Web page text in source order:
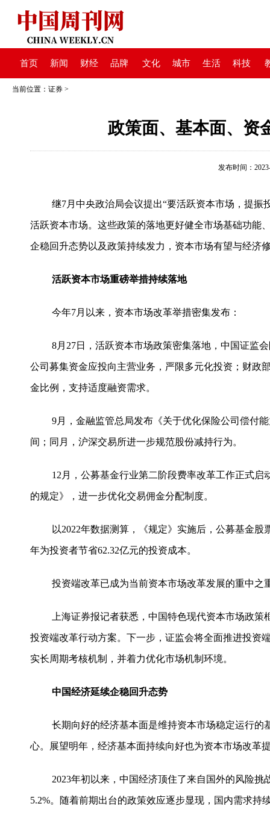
首页 新闻 财经 品牌 文化 城市 生活 科技
当前位置： 证券 >
政策面、基本面、资
发布时间：
继7月中央政治局会议提出“要活跃资本市场，提
活跃资本市场。这些政策的落地更好健全市场基础功能
企稳回升态势以及政策持续发力，资本市场有望与经济
活跃资本市场重磅举措持续落地
今年7月以来，资本市场改革举措密集发布：
8月27日，活跃资本市场政策密集落地，中国证监
公司募集资金应投向主营业务，严限多元化投资；财政
金比例，支持适度融资需求。
9月，金融监管总局发布《关于优化保险公司偿付
间；同月，沪深交易所进一步规范股份减持行为。
12月，公募基金行业第二阶段费率改革工作正式
的规定》，进一步优化交易佣金分配制度。
以2022年数据测算，《规定》实施后，公募基金股
年为投资者节省62.32亿元的投资成本。
投资端改革已成为当前资本市场改革发展的重中之
上海证券报记者获悉，中国特色现代资本市场政
投资端改革行动方案。下一步，证监会将全面推进投资
实长周期考核机制，并着力优化市场机制环境。
中国经济延续企稳回升态势
长期向好的经济基本面是维持资本市场稳定运行
心。展望明年，经济基本面持续向好也为资本市场改革
2023年初以来，中国经济顶住了来自国外的风险
5.2%。随着前期出台的政策效应逐步显现，国内需求持